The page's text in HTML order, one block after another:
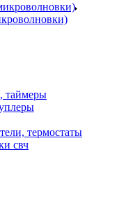
таймеры
термостаты
свч